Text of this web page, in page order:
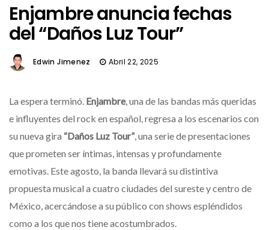
Enjambre anuncia fechas
del “Daños Luz Tour”
Edwin Jimenez Abril 22, 2025
La espera terminó. Enjambre, una de las bandas más queridas
e influyentes del rock en español, regresa a los escenarios con
su nueva gira “Daños Luz Tour”, una serie de presentaciones
que prometen ser íntimas, intensas y profundamente
emotivas. Este agosto, la banda llevará su distintiva
propuesta musical a cuatro ciudades del sureste y centro de
México, acercándose a su público con shows espléndidos
como a los que nos tiene acostumbrados.